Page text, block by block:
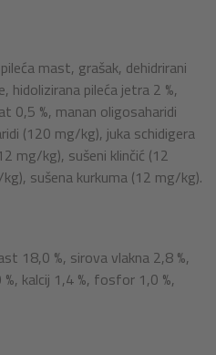
mast, grašak, dehidrirani
hidolizirana pileća jetra 2 %,
0,5 %, manan oligosaharidi
(120 mg/kg), juka schidigera
mg/kg), sušeni klinčić (12
sušena kurkuma (12 mg/kg).
18,0 %, sirova vlakna 2,8 %,
kalcij 1,4 %, fosfor 1,0 %,